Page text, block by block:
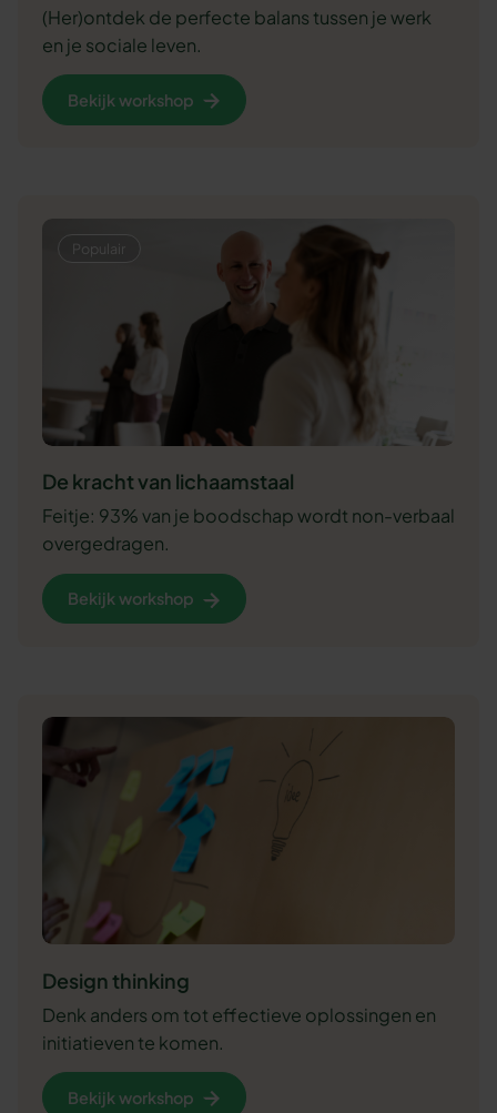
(Her)ontdek de perfecte balans tussen je werk
en je sociale leven.
Bekijk workshop
De kracht van lichaamstaal
Feitje: 93% van je boodschap wordt non-verbaal
overgedragen.
Bekijk workshop
Design thinking
Denk anders om tot effectieve oplossingen en
initiatieven te komen.
Bekijk workshop